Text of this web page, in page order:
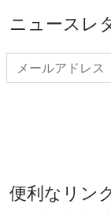
ニュースレ
便利なリン